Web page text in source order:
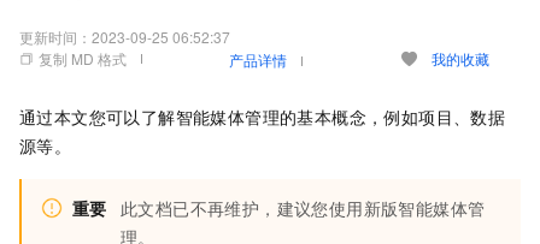
更新时间： 2023-09-25 06:52:37
复制 MD 格式
产品详情 我的收藏
通过本文您可以了解智能媒体管理的基本概念，例如项目、数据
源等。
重要
此文档已不再维护，建议您使用新版智能媒体管
理。